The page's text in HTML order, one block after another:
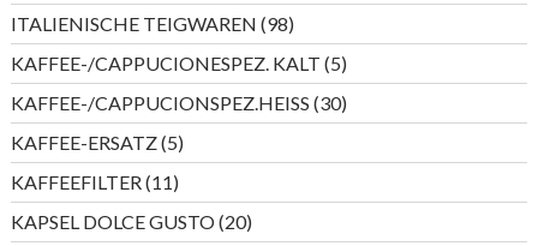
Produkte
ITALIENISCHE TEIGWAREN 9898
Produkte
KAFFEE-/CAPPUCIONESPEZ. KALT 55
Produkte
KAFFEE-/CAPPUCIONSPEZ.HEISS 3030
Produkte
KAFFEE-ERSATZ 55
Produkte
KAFFEEFILTER 1111
Produkte
KAPSEL DOLCE GUSTO 2020